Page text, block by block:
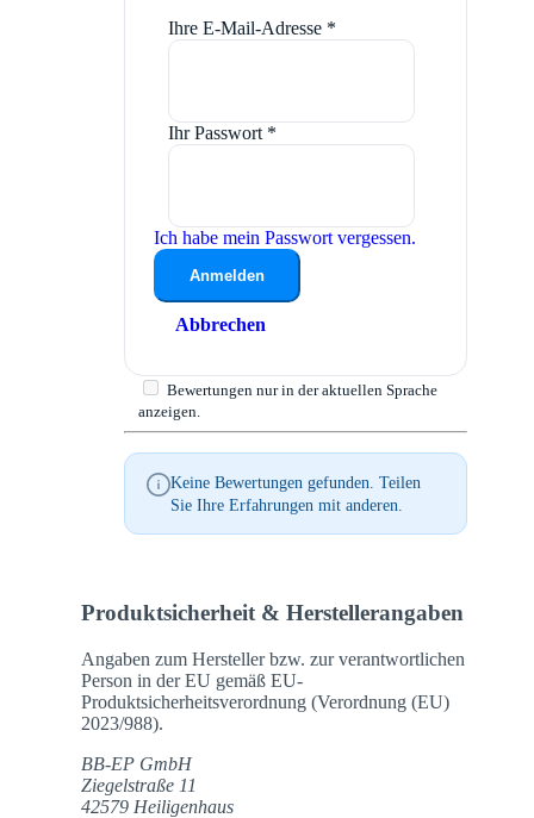
Ihre E-Mail-Adresse *
Ihr Passwort *
Ich habe mein Passwort vergessen.
Anmelden
Abbrechen
Bewertungen nur in der aktuellen Sprache
anzeigen.
Keine Bewertungen gefunden. Teilen
Sie Ihre Erfahrungen mit anderen.
Produktsicherheit & Herstellerangaben
Angaben zum Hersteller bzw. zur verantwortlichen
Person in der EU gemäß EU-
Produktsicherheitsverordnung (Verordnung (EU)
2023/988).
BB-EP GmbH
Ziegelstraße 11
42579 Heiligenhaus